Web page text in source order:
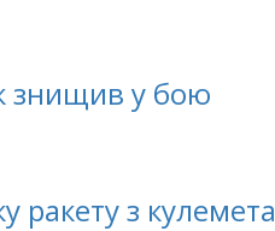
знищив у бою
ракету з кулемета